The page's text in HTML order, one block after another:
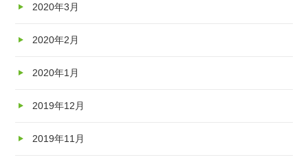
2020年3月
2020年2月
2020年1月
2019年12月
2019年11月